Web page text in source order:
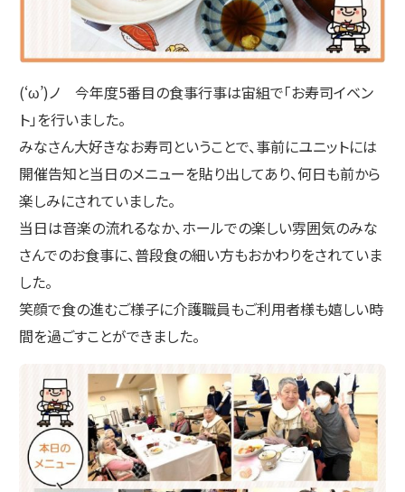
(‘ω’)ノ 今年度5番目の食事行事は宙組で「お寿司イベン
ト」を行いました。
みなさん大好きなお寿司ということで、事前にユニットには
開催告知と当日のメニューを貼り出してあり、何日も前から
楽しみにされていました。
当日は音楽の流れるなか、ホールでの楽しい雰囲気のみな
さんでのお食事に、普段食の細い方もおかわりをされていま
した。
笑顔で食の進むご様子に介護職員もご利用者様も嬉しい時
間を過ごすことができました。